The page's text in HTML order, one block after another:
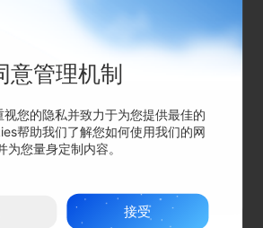
意管理机制
您的隐私并致力于为您提供最佳的
帮助我们了解您如何使用我们的网
为您量身定制内容。
接受